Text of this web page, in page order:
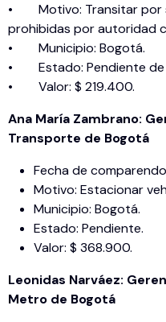
• Motivo: Transitar por
prohibidas por autoridad
• Municipio: Bogotá.
• Estado: Pendiente de
• Valor: $ 219.400.
Ana María Zambrano:
Transporte de Bogotá
Fecha de
Motivo: Estacionar
Municipio: Bogotá.
Estado: Pendiente.
Valor: $ 368.900.
Leonidas Narváez:
Metro de Bogotá